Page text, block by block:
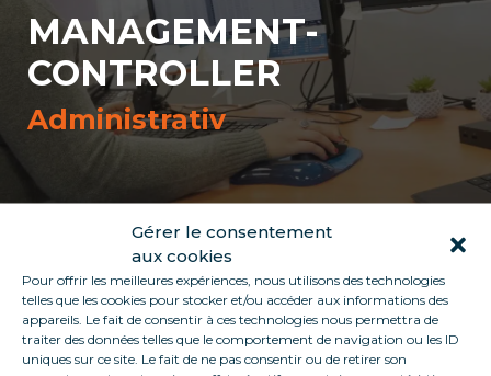
Gérer le consentement
aux cookies
Pour offrir les meilleures expériences, nous utilisons des technologies
telles que les cookies pour stocker et/ou accéder aux informations des
appareils. Le fait de consentir à ces technologies nous permettra de
traiter des données telles que le comportement de navigation ou les ID
uniques sur ce site. Le fait de ne pas consentir ou de retirer son
MANAGEMENT-
CONTROLLER
Administrativ